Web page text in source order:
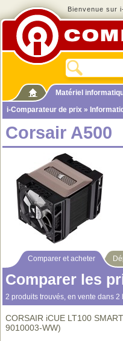
Bienvenue sur
Matériel
i-Comparateur de prix »
Corsair A500
Comparer et acheter
Comparer les
2 produits trouvés, en vente dans
CORSAIR iCUE LT100
9010003-WW)